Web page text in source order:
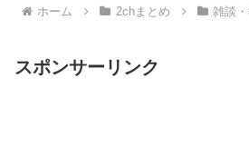
ホーム 2chまとめ 雑談
スポンサーリンク